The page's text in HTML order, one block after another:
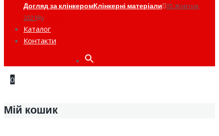
Догляд за клінкеромКлінкерні матеріали 05 Жовтня,
2021By
Каталог
Контакти
Search
for:
0
Мій кошик